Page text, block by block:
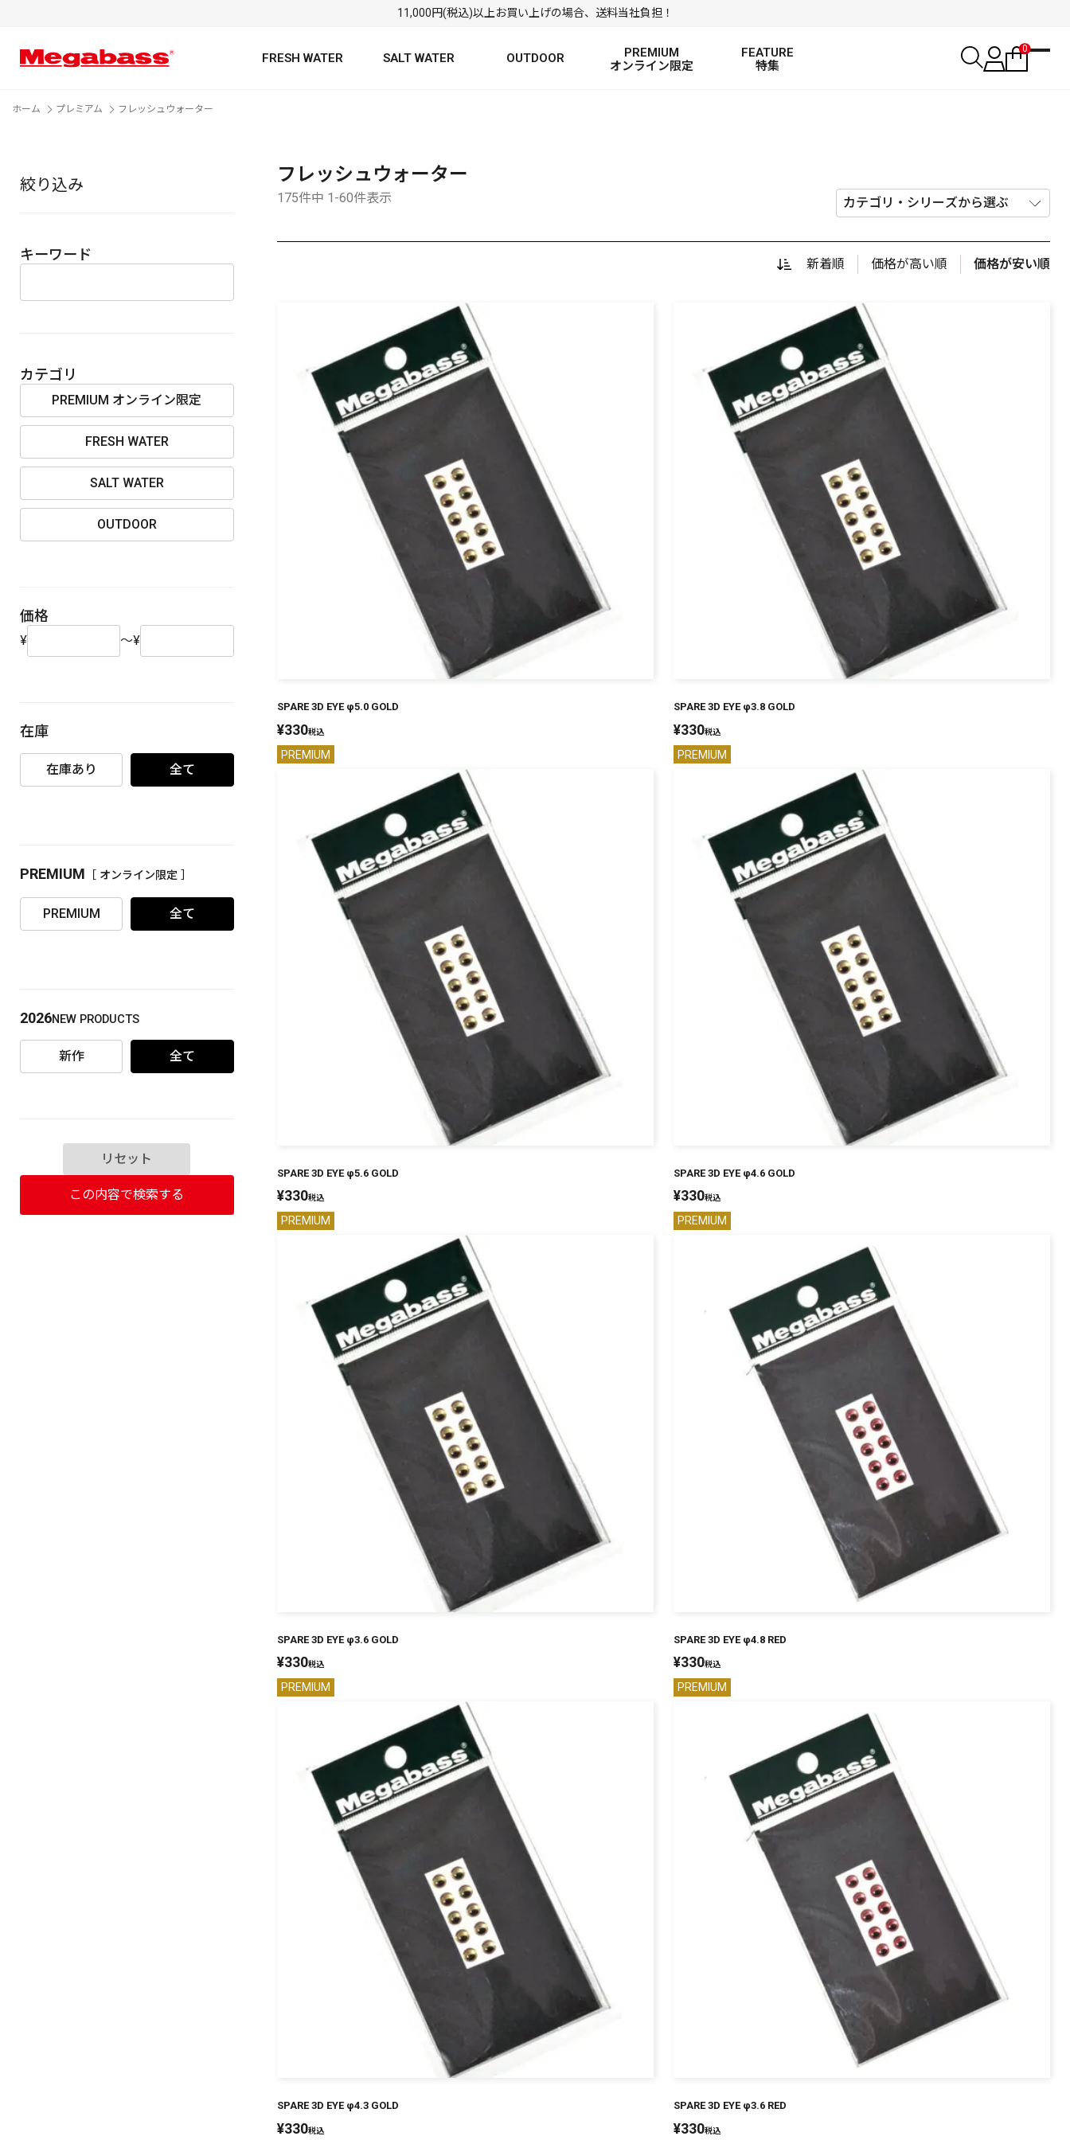
11,000円(税込)以上お買い上げの場合、送料当社負担！
FRESH WATER SALT WATER OUTDOOR
PREMIUM
オンライン限定
FEATURE
特集
0
カテゴリ
SALT WATER
OUTDOOR
価格 ～¥
在庫あり
［ オンライン限定 ］
2026 NEW PRODUCTS
全て
リセット この内容で検索する
ホーム プレミアム フレッシュウォーター
絞り込み
キーワード
カテゴリ
PREMIUM オンライン限定
FRESH WATER
SALT WATER
OUTDOOR
価格
¥ ～¥
在庫
在庫あり 全て
PREMIUM ［ オンライン限定 ］
PREMIUM 全て
2026NEW PRODUCTS
新作 全て
リセット
この内容で検索する
フレッシュウォーター
175件中 1-60件表示
新着順 価格が高い順 価格が安い順
SPARE 3D EYE φ5.0 GOLD
¥330税込
PREMIUM
SPARE 3D EYE φ3.8 GOLD
¥330税込
PREMIUM
SPARE 3D EYE φ5.6 GOLD
¥330税込
PREMIUM
SPARE 3D EYE φ4.6 GOLD
¥330税込
PREMIUM
SPARE 3D EYE φ3.6 GOLD
¥330税込
PREMIUM
SPARE 3D EYE φ4.8 RED
¥330税込
PREMIUM
SPARE 3D EYE φ4.3 GOLD
¥330税込
SPARE 3D EYE φ3.6 RED
¥330税込